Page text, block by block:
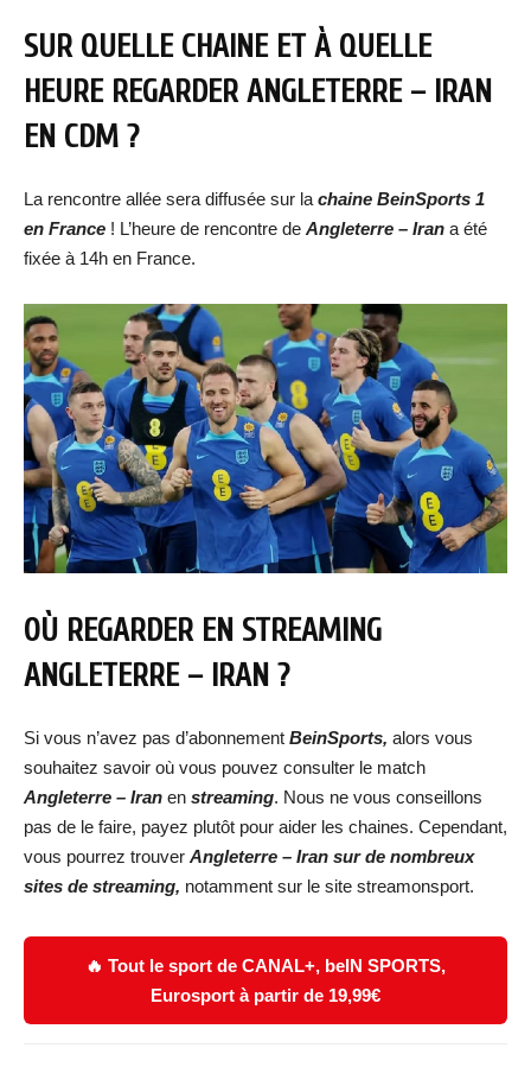
SUR QUELLE CHAINE ET À QUELLE
HEURE REGARDERANGLETERRE – IRAN
EN CDM ?
La rencontre allée sera diffusée sur la chaine BeinSports 1
en France ! L’heure de rencontre de Angleterre – Iran a été
fixée à 14h en France.
OÙ REGARDER EN STREAMING
ANGLETERRE – IRAN ?
Si vous n’avez pas d’abonnement BeinSports, alors vous
souhaitez savoir où vous pouvez consulter le match
Angleterre – Iran en streaming. Nous ne vous conseillons
pas de le faire, payez plutôt pour aider les chaines. Cependant,
vous pourrez trouver Angleterre – Iran sur de nombreux
sites de streaming, notamment sur le site streamonsport.
🔥 Tout le sport de CANAL+, beIN SPORTS,
Eurosport à partir de 19,99€